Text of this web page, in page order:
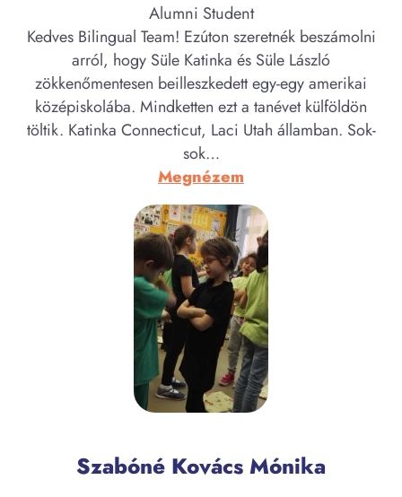
Alumni Student
Kedves Bilingual Team! Ezúton szeretnék beszámolni
arról, hogy Süle Katinka és Süle László
zökkenőmentesen beilleszkedett egy-egy amerikai
középiskolába. Mindketten ezt a tanévet külföldön
töltik. Katinka Connecticut, Laci Utah államban. Sok-
sok…
Megnézem
Csorba
Zsuzsanna
Szabóné Kovács Mónika